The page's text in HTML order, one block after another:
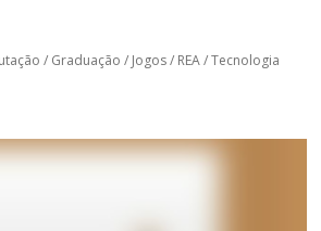
/ Graduação / Jogos/ REA/Tecnologia